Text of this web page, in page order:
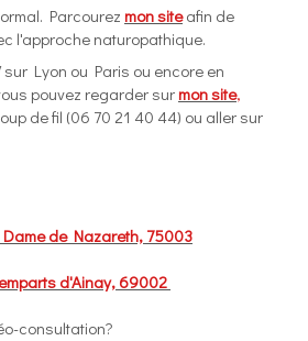
Parcourez mon siteafin de
l'approche naturopathique.
sur Lyon ou Paris ou encore en
pouvez regarder sur mon site,
de fil (06 70 21 40 44) ou aller sur
de Nazareth, 75003
d'Ainay, 69002
consultation?